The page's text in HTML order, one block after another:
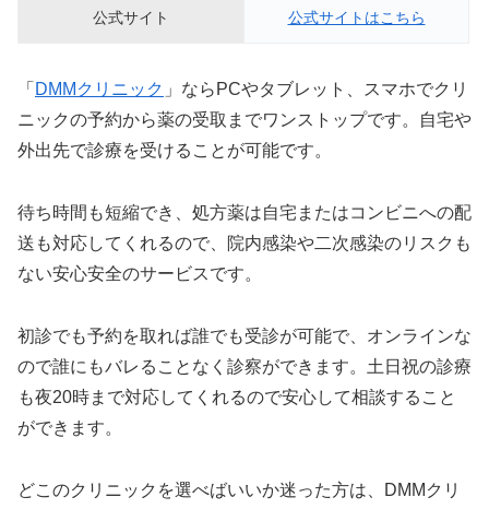
公式サイト 公式サイトはこちら
「 DMMクリニック 」ならPCやタブレット、スマホでクリ
ニックの予約から薬の受取までワンストップです。自宅や
外出先で診療を受けることが可能です。
待ち時間も短縮でき、処方薬は自宅またはコンビニへの配
送も対応してくれるので、院内感染や二次感染のリスクも
ない安心安全のサービスです。
初診でも予約を取れば誰でも受診が可能で、オンラインな
ので誰にもバレることなく診察ができます。土日祝の診療
も夜20時まで対応してくれるので安心して相談すること
ができます。
どこのクリニックを選べばいいか迷った方は、DMMクリ